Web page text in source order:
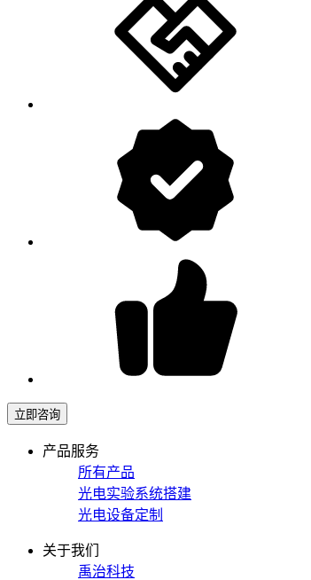
立即咨询
产品服务
所有产品
光电实验系统搭建
光电设备定制
关于我们
禹治科技